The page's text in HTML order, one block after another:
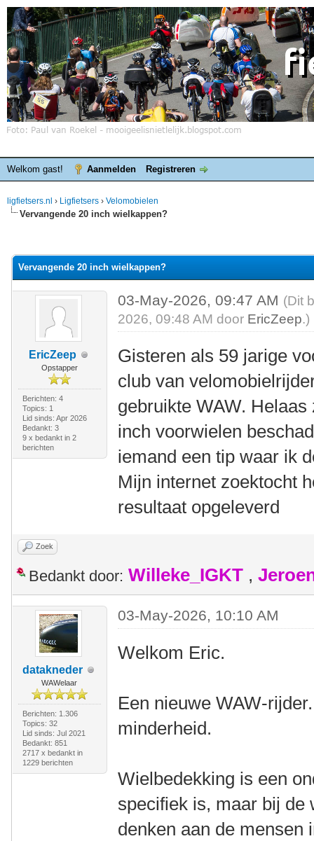
Welkom gast! Aanmelden Registreren
ligfietsers.nl › Ligfietsers › Velomobielen
Vervangende 20 inch wielkappen?
Vervangende 20 inch wielkappen?
EricZeep
Opstapper
Berichten: 4
Topics: 1
Lid sinds: Apr 2026
Bedankt: 3
9 x bedankt in 2
berichten
03-May-2026, 09:47 AM (Dit
2026, 09:48 AM door EricZeep.)
Gisteren als 59 jarige
club van
gebruikte WAW.
inch voorwielen
iemand een tip waar ik
Mijn internet zoektocht
resultaat opgeleverd
Zoek
Bedankt door: Willeke_IGKT ,
datakneder
WAWelaar
Berichten: 1.306
Topics: 32
Lid sinds: Jul 2021
Bedankt: 851
2717 x bedankt in
1229 berichten
03-May-2026, 10:10 AM
Welkom Eric.
Een nieuwe WAW-
minderheid.
Wielbedekking is een
specifiek is, maar bij de
denken aan de mensen